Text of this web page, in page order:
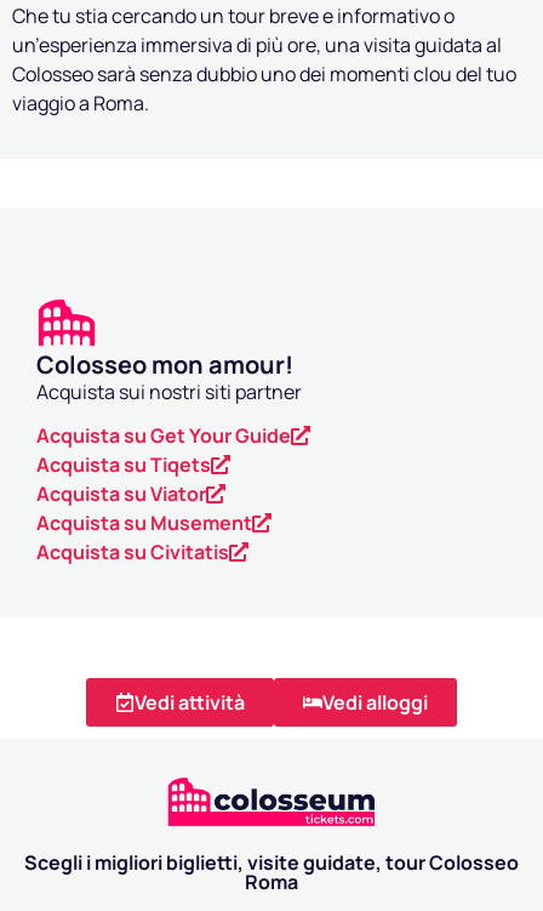
Che tu stia cercando un tour breve e informativo o
un’esperienza immersiva di più ore, una visita guidata al
Colosseo sarà senza dubbio uno dei momenti clou del tuo
viaggio a Roma.
Colosseo mon amour!
Acquista sui nostri siti partner
Acquista su Get Your Guide
Acquista su Tiqets
Acquista su Viator
Acquista su Musement
Acquista su Civitatis
Vedi attività Vedi alloggi
Scegli i migliori biglietti, visite guidate, tour Colosseo
Roma